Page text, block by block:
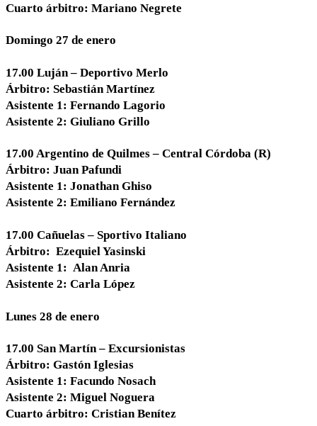
Cuarto árbitro: Mariano Negrete
Domingo 27 de enero
17.00 Luján – Deportivo Merlo
Árbitro: Sebastián Martínez
Asistente 1: Fernando Lagorio
Asistente 2: Giuliano Grillo
17.00 Argentino de Quilmes – Central Córdoba (R)
Árbitro: Juan Pafundi
Asistente 1: Jonathan Ghiso
Asistente 2: Emiliano Fernández
17.00 Cañuelas – Sportivo Italiano
Árbitro: Ezequiel Yasinski
Asistente 1: Alan Anria
Asistente 2: Carla López
Lunes 28 de enero
17.00 San Martín – Excursionistas
Árbitro: Gastón Iglesias
Asistente 1: Facundo Nosach
Asistente 2: Miguel Noguera
Cuarto árbitro: Cristian Benítez